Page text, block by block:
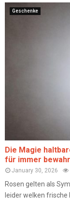
Geschenke
Die Magie
für immer
January 30, 2026
Rosen gelten als
leider welken frische